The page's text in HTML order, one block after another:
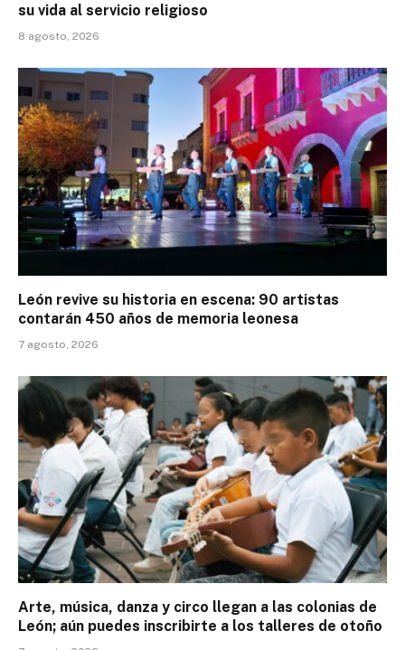
su vida al servicio religioso
8 agosto, 2026
León revive su historia en escena: 90 artistas
contarán 450 años de memoria leonesa
7 agosto, 2026
Arte, música, danza y circo llegan a las colonias de
León; aún puedes inscribirte a los talleres de otoño